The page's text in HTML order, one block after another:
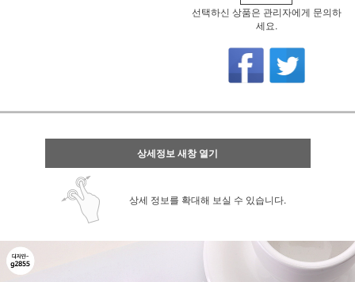
선택하신 상품은 관리자에게 문의하
세요.
상세정보 새창 열기
상세 정보를 확대해 보실 수 있습니다.